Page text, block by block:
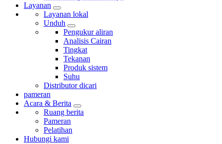
Layanan
Layanan lokal
Unduh
Pengukur aliran
Analisis Cairan
Tingkat
Tekanan
Produk sistem
Suhu
Distributor dicari
pameran
Acara & Berita
Ruang berita
Pameran
Pelatihan
Hubungi kami